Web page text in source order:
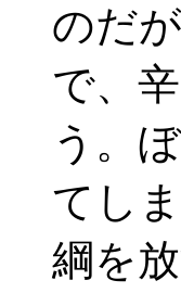
のだ
で、
う。
てし
綱を